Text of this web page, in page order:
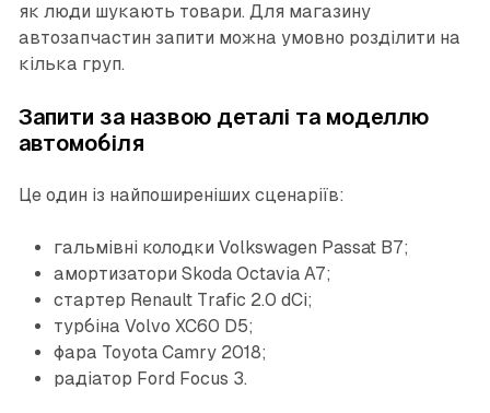
як люди шукають товари. Для магазину
автозапчастин запити можна умовно розділити на
кілька груп.
Запити за назвою деталі та моделлю
автомобіля
Це один із найпоширеніших сценаріїв:
гальмівні колодки Volkswagen Passat B7;
амортизатори Skoda Octavia A7;
стартер Renault Trafic 2.0 dCi;
турбіна Volvo XC60 D5;
фара Toyota Camry 2018;
радіатор Ford Focus 3.